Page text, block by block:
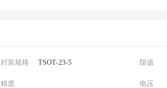
封装规格 TSOT-23-5 阻值
精度 电压